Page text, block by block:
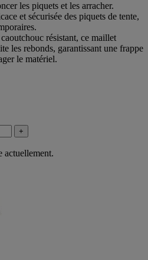
les piquets et les arracher.
et sécurisée des piquets de tente,
résistant, ce maillet
les rebonds, garantissant une frappe
le matériel.
+
actuellement.